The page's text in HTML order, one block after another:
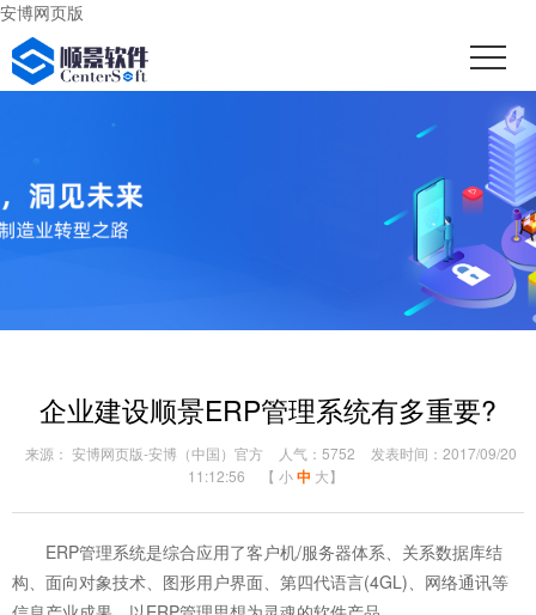
安博网页版
企业建设顺景ERP管理系统有多重要?
来源： 安博网页版-安博（中国）官方 人气：5752
发表时间：2017/09/20
11:12:56
【 小 中 大】
ERP管理系统是综合应用了客户机/服务器体系、关系数据库结
构、面向对象技术、图形用户界面、第四代语言(4GL)、网络通讯等